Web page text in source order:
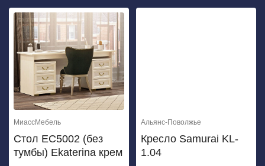
МиассМебель
Стол ЕС5002 (без
тумбы) Ekaterina крем
Альянс-Поволжье
Кресло Samurai KL-
1.04